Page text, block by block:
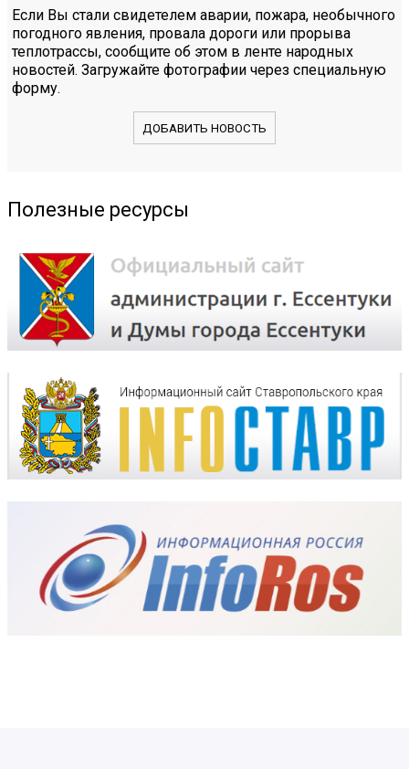
Если Вы стали свидетелем аварии, пожара, необычного
погодного явления, провала дороги или прорыва
теплотрассы, сообщите об этом в ленте народных
новостей. Загружайте фотографии через специальную
форму.
ДОБАВИТЬ НОВОСТЬ
Полезные ресурсы